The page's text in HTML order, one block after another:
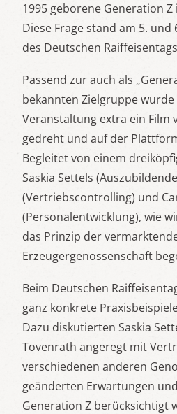
1995 geborene Generation
Diese Frage stand am 5. und
des Deutschen
Passend zur auch als
bekannten Zielgruppe
Veranstaltung extra ein Film
gedreht und auf der
Begleitet von einem
Saskia Settels
(Vertriebscontrolling) und
(Personalentwicklung), wie
das Prinzip der
Erzeugergenossenschaft
Beim Deutschen
ganz konkrete
Dazu diskutierten Saskia
Tovenrath angeregt mit
verschiedenen anderen
geänderten Erwartungen
Generation Z berücksichtigt